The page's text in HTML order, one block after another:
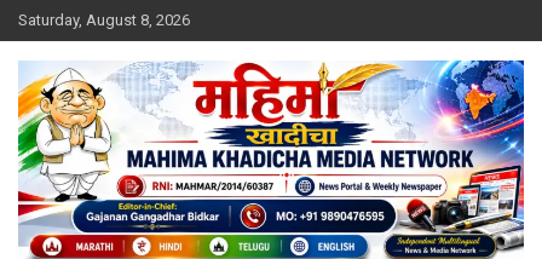
Skip
to
content
Saturday, August 8, 2026